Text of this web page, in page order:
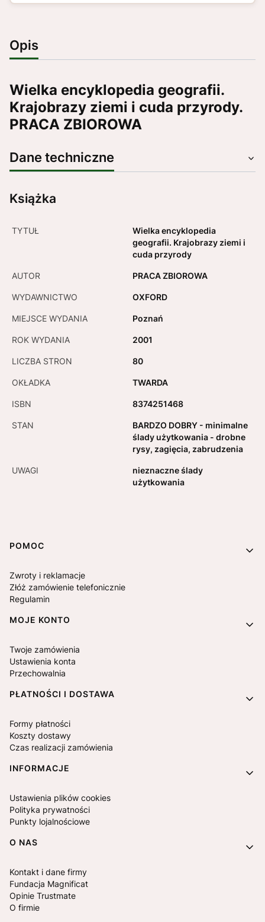
Opis
Wielka encyklopedia geografii.
Krajobrazy ziemi i cuda przyrody.
PRACA ZBIOROWA
Dane techniczne
Książka
TYTUŁ
Wielka encyklopedia
geografii. Krajobrazy ziemi i
cuda przyrody
AUTOR PRACA ZBIOROWA
WYDAWNICTWO OXFORD
MIEJSCE WYDANIA Poznań
ROK WYDANIA 2001
LICZBA STRON 80
OKŁADKA TWARDA
ISBN 8374251468
STAN
BARDZO DOBRY - minimalne
ślady użytkowania - drobne
rysy, zagięcia, zabrudzenia
UWAGI
nieznaczne ślady
użytkowania
Linki w stopce
POMOC
Zwroty i reklamacje
Złóż zamówienie telefonicznie
Regulamin
MOJE KONTO
Twoje zamówienia
Ustawienia konta
Przechowalnia
PŁATNOŚCI I DOSTAWA
Formy płatności
Koszty dostawy
Czas realizacji zamówienia
INFORMACJE
Ustawienia plików cookies
Polityka prywatności
Punkty lojalnościowe
O NAS
Kontakt i dane firmy
Fundacja Magnificat
Opinie Trustmate
O firmie